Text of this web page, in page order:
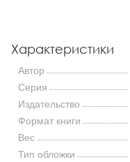
Характеристики
Автор
Серия
Издательство
Формат книги
Вес
Тип обложки